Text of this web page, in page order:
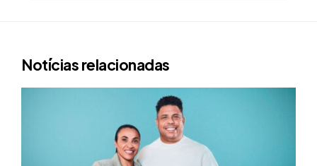
Notícias relacionadas